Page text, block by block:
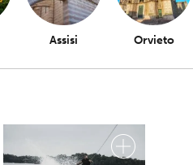
Assisi Orvieto